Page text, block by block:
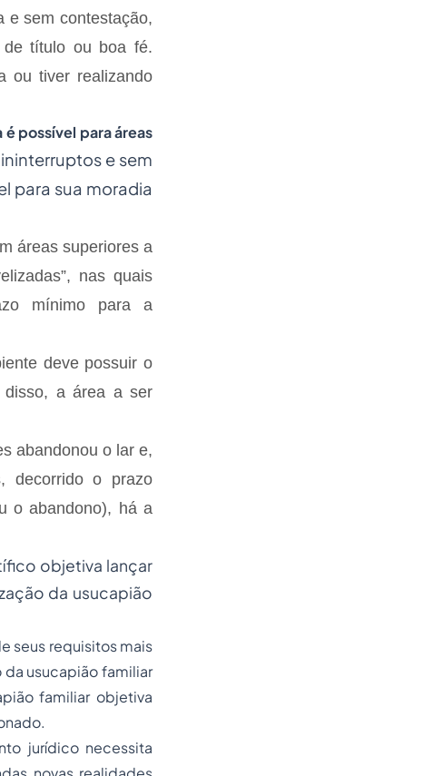
e sem contestação,
título ou boa fé.
ou tiver realizando
possível para áreas
e sem
para sua moradia
áreas superiores a
nas quais
mínimo para a
deve possuir o
disso, a área a ser
abandonou o lar e,
decorrido o prazo
o abandono), há a
objetiva lançar
da usucapião
seus requisitos mais
usucapião familiar
familiar objetiva
jurídico necessita